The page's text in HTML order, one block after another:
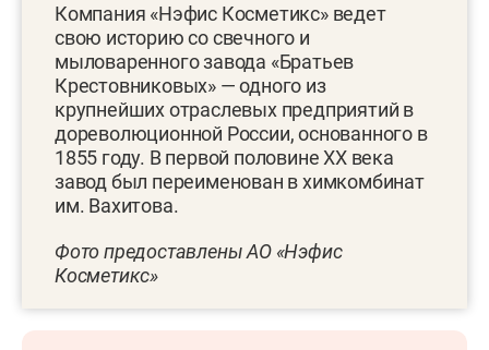
Компания «Нэфис Косметикс» ведет
свою историю со свечного и
мыловаренного завода «Братьев
Крестовниковых» — одного из
крупнейших отраслевых предприятий в
дореволюционной России, основанного в
1855 году. В первой половине XX века
завод был переименован в химкомбинат
им. Вахитова.
Фото предоставлены АО «Нэфис
Косметикс»